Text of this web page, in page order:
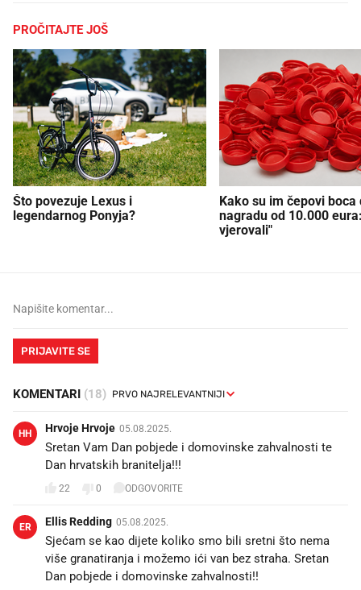
PROČITAJTE JOŠ
Što povezuje Lexus i
legendarnog Ponyja?
Kako su im čepovi boca
nagradu od 10.000
vjerovali"
PRIJAVITE SE
KOMENTARI (18)
HH Hrvoje Hrvoje 05.08.2025.
Sretan Vam Dan pobjede i domovinske zahvalnosti te
Dan hrvatskih branitelja!!!
22 0 ODGOVORITE
ER Ellis Redding 05.08.2025.
Sjećam se kao dijete koliko smo bili sretni što nema
više granatiranja i možemo ići van bez straha. Sretan
Dan pobjede i domovinske zahvalnosti!!